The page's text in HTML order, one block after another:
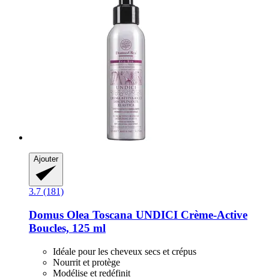
Ajouter
3.7 (181)
Domus Olea Toscana UNDICI Crème-​Active
Boucles, 125 ml
Idéale pour les cheveux secs et crépus
Nourrit et protège
Modélise et redéfinit